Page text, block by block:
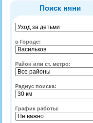
Поиск няни
в Городе:
Район или ст. метро:
Радиус поиска:
График работы: